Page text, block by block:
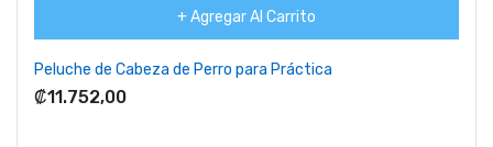
+ Agregar Al Carrito
Peluche de Cabeza de Perro para Práctica
₡11.752,00